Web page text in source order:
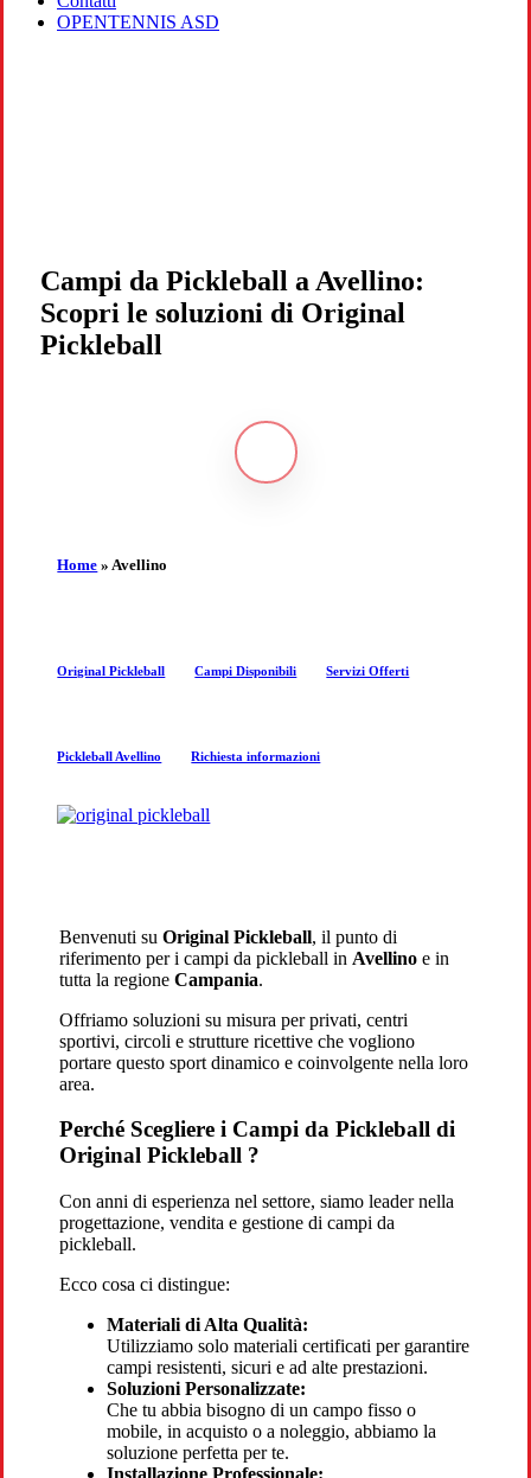
OPENTENNIS ASD
Campi da Pickleball a Avellino:
Scopri le soluzioni di Original
Pickleball
Navigate
section
Home » Avellino
Original Pickleball Campi Disponibili Servizi Offerti
Pickleball Avellino Richiesta informazioni
Benvenuti suOriginal Pickleball, il punto di
riferimento per i campi da pickleball in Avellino e in
tutta la regioneCampania.
Offriamo soluzioni su misura per privati, centri
sportivi, circoli e strutture ricettive che vogliono
portare questo sport dinamico e coinvolgente nella loro
area.
Perché Scegliere i Campi da Pickleball di
Original Pickleball ?
Con anni di esperienza nel settore, siamo leader nella
progettazione, vendita e gestione di campi da
pickleball.
Ecco cosa ci distingue:
Materiali di Alta Qualità:
Utilizziamo solo materiali certificati per garantire
campi resistenti, sicuri e ad alte prestazioni.
Soluzioni Personalizzate:
Che tu abbia bisogno di un campo fisso o
mobile, in acquisto o a noleggio, abbiamo la
soluzione perfetta per te.
Installazione Professionale: